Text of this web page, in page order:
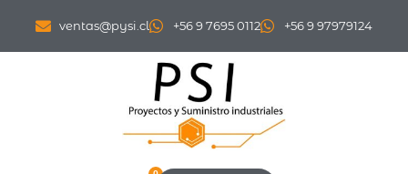
ventas@pysi.cl +56 9 7695 0112 +56 9 97979124